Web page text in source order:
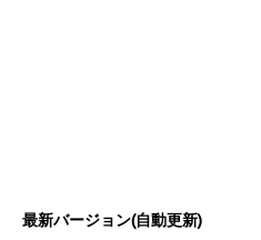
最新バージョン(自動更新)